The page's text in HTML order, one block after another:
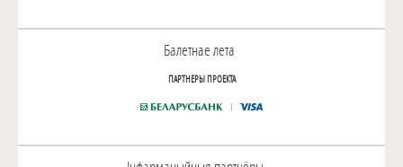
Балетнае лета
ПАРТНЕРЫ ПРОЕКТА